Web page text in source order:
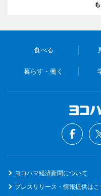
食べる
暮らす・働く
ヨコハマ経済新聞について
プレスリリース・情報提供はこ